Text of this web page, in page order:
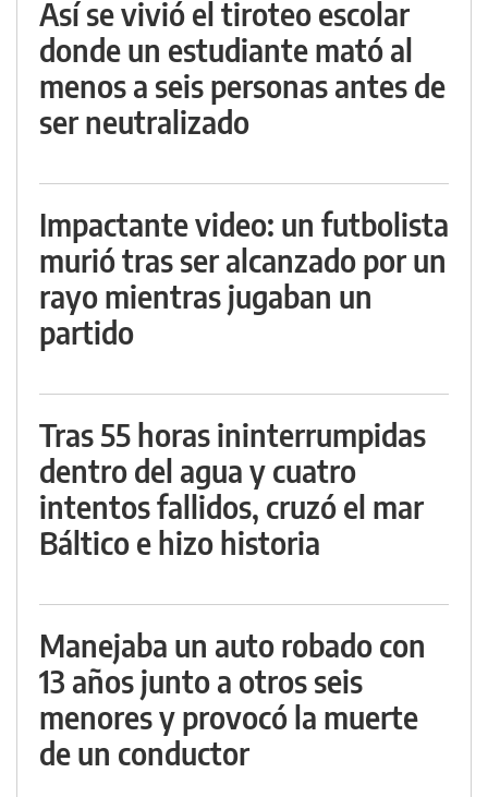
Así se vivió el tiroteo escolar
donde un estudiante mató al
menos a seis personas antes de
ser neutralizado
Impactante video: un futbolista
murió tras ser alcanzado por un
rayo mientras jugaban un
partido
Tras 55 horas ininterrumpidas
dentro del agua y cuatro
intentos fallidos, cruzó el mar
Báltico e hizo historia
Manejaba un auto robado con
13 años junto a otros seis
menores y provocó la muerte
de un conductor